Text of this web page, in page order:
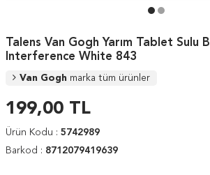
Talens Van Gogh Yarım Tablet Sulu
Interference White 843
Van Gogh marka tüm ürünler
199,00 TL
Ürün Kodu : 5742989
Barkod : 8712079419639